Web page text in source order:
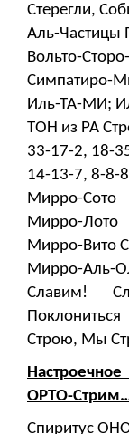
Стерегли,
Аль-Частицы
Вольто-
Симпатиро-
Иль-ТА-МИ;
ТОН из РА
33-17-2, 18-
14-13-7, 8-8-
Мирро-Сото
Мирро-Лото
Мирро-Вито
Мирро-Аль-
Славим!
Строю, Мы
ОРТО-
Спиритус